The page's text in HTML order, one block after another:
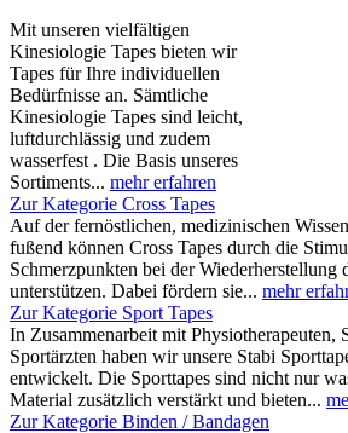
Mit unseren vielfältigen
Kinesiologie Tapes bieten wir
Tapes für Ihre individuellen
Bedürfnisse an. Sämtliche
Kinesiologie Tapes sind leicht,
luftdurchlässig und zudem
wasserfest . Die Basis unseres
Sortiments... mehr erfahren
Zur Kategorie Cross Tapes
Auf der fernöstlichen, medizinischen
fußend können Cross Tapes durch die
Schmerzpunkten bei der Wiederherstellung
unterstützen. Dabei fördern sie... mehr
Zur Kategorie Sport Tapes
In Zusammenarbeit mit Physiotherapeuten,
Sportärzten haben wir unsere Stabi
entwickelt. Die Sporttapes sind nicht nur
Material zusätzlich verstärkt und bieten...
Zur Kategorie Binden / Bandagen